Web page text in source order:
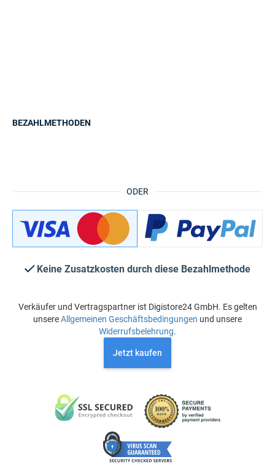
ODER
BEZAHLMETHODEN
Keine Zusatzkosten durch diese Bezahlmethode
Verkäufer und Vertragspartner ist Digistore24 GmbH. Es gelten
unsereAllgemeinen Geschäftsbedingungen und unsere
Widerrufsbelehrung.
Jetzt kaufen